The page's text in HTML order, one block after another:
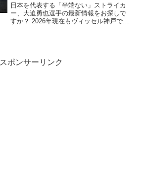
日本を代表する「半端ない」ストライカ
ー、大迫勇也選手の最新情報をお探しで
すか？ 2026年現在もヴィッセル神戸で背
スポンサーリンク